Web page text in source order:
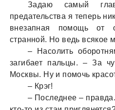
Задаю самый
предательства я теперь
внезапная помощь от
странной. Но ведь всякое
– Насолить
загибает пальцы. – За
Москвы. Ну и помочь
– Крэг!
– Последнее –